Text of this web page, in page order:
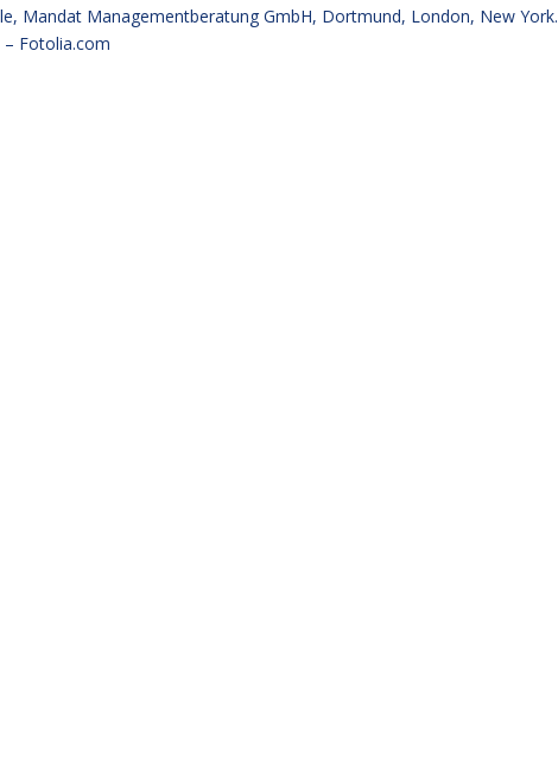
, Mandat Managementberatung GmbH, Dortmund, London, New York.
Fotolia.com